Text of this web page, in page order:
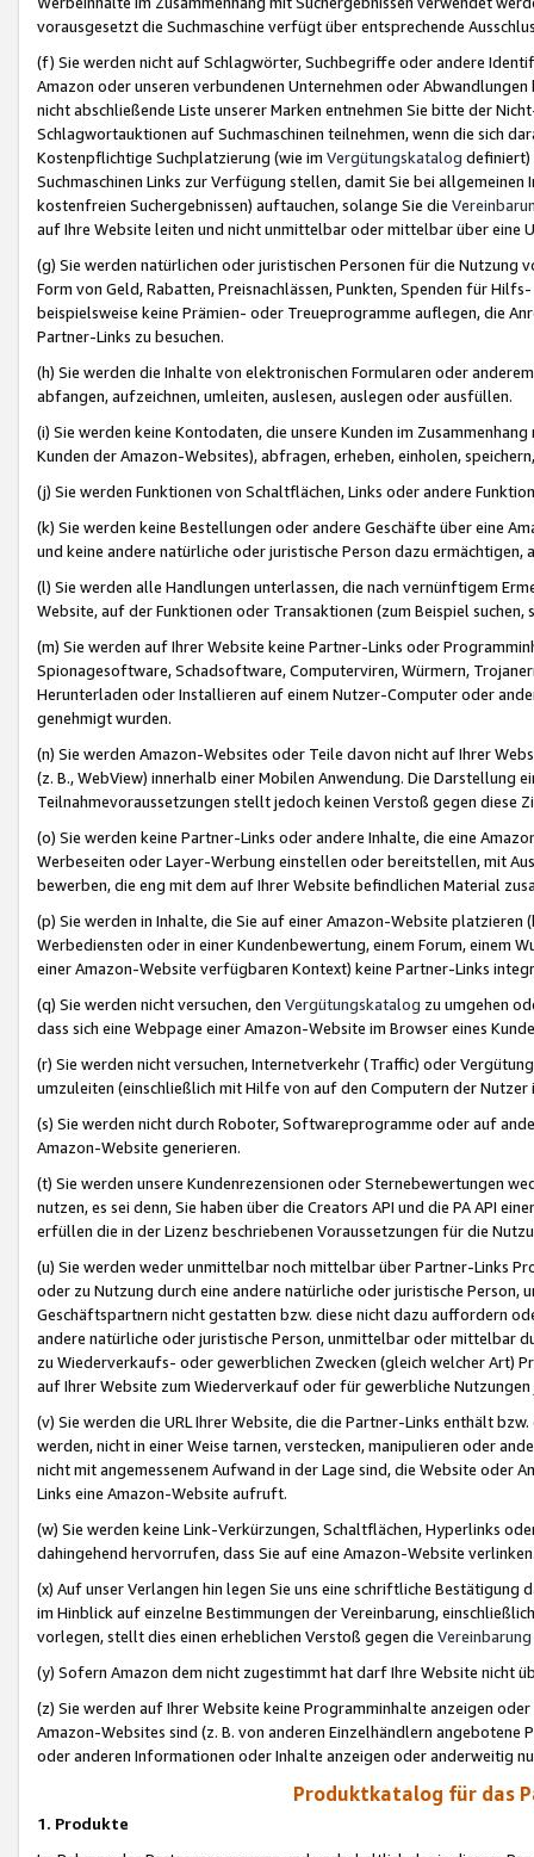
vorausgesetzt die Suchmaschine verfügt über entsprechende
(f) Sie werden nicht auf Schlagwörter, Suchbegriffe oder andere
Amazon oder unseren verbundenen Unternehmen oder
nicht abschließende Liste unserer Marken entnehmen Sie bitte der
Schlagwortauktionen auf Suchmaschinen teilnehmen, wenn die sich
Kostenpflichtige Suchplatzierung (wie im Vergütungskatalog definiert)
Suchmaschinen Links zur Verfügung stellen, damit Sie bei
kostenfreien Suchergebnissen) auftauchen, solange Sie die
auf Ihre Website leiten und nicht unmittelbar oder mittelbar über eine
(g) Sie werden natürlichen oder juristischen Personen für die Nutzung
Form von Geld, Rabatten, Preisnachlässen, Punkten, Spenden für
beispielsweise keine Prämien- oder Treueprogramme auflegen, die
Partner-Links zu besuchen.
(h) Sie werden die Inhalte von elektronischen Formularen oder
abfangen, aufzeichnen, umleiten, auslesen, auslegen oder ausfüllen.
(i) Sie werden keine Kontodaten, die unsere Kunden im
Kunden der Amazon-Websites), abfragen, erheben, einholen,
(j) Sie werden Funktionen von Schaltflächen, Links oder andere
(k) Sie werden keine Bestellungen oder andere Geschäfte über eine
und keine andere natürliche oder juristische Person dazu
(l) Sie werden alle Handlungen unterlassen, die nach vernünftigem
Website, auf der Funktionen oder Transaktionen (zum Beispiel
(m) Sie werden auf Ihrer Website keine Partner-Links oder
Spionagesoftware, Schadsoftware, Computerviren, Würmern,
Herunterladen oder Installieren auf einem Nutzer-Computer oder
genehmigt wurden.
(n) Sie werden Amazon-Websites oder Teile davon nicht auf Ihrer
(z. B., WebView) innerhalb einer Mobilen Anwendung. Die Darstellung
Teilnahmevoraussetzungen stellt jedoch keinen Verstoß gegen diese
(o) Sie werden keine Partner-Links oder andere Inhalte, die eine
Werbeseiten oder Layer-Werbung einstellen oder bereitstellen, mit
bewerben, die eng mit dem auf Ihrer Website befindlichen Material
(p) Sie werden in Inhalte, die Sie auf einer Amazon-Website
Werbediensten oder in einer Kundenbewertung, einem Forum, einem
einer Amazon-Website verfügbaren Kontext) keine Partner-Links
(q) Sie werden nicht versuchen, den Vergütungskatalog zu umgehen
dass sich eine Webpage einer Amazon-Website im Browser eines
(r) Sie werden nicht versuchen, Internetverkehr (Traffic) oder
umzuleiten (einschließlich mit Hilfe von auf den Computern der
(s) Sie werden nicht durch Roboter, Softwareprogramme oder auf
Amazon-Website generieren.
(t) Sie werden unsere Kundenrezensionen oder Sternebewertungen
nutzen, es sei denn, Sie haben über die Creators API und die PA API
erfüllen die in der Lizenz beschriebenen Voraussetzungen für die
(u) Sie werden weder unmittelbar noch mittelbar über Partner-Links
oder zu Nutzung durch eine andere natürliche oder juristische
Geschäftspartnern nicht gestatten bzw. diese nicht dazu auffordern
andere natürliche oder juristische Person, unmittelbar oder mittelbar
zu Wiederverkaufs- oder gewerblichen Zwecken (gleich welcher Art)
auf Ihrer Website zum Wiederverkauf oder für gewerbliche
(v) Sie werden die URL Ihrer Website, die die Partner-Links enthält
werden, nicht in einer Weise tarnen, verstecken, manipulieren oder
nicht mit angemessenem Aufwand in der Lage sind, die Website oder
Links eine Amazon-Website aufruft.
(w) Sie werden keine Link-Verkürzungen, Schaltflächen, Hyperlinks
dahingehend hervorrufen, dass Sie auf eine Amazon-Website
(x) Auf unser Verlangen hin legen Sie uns eine schriftliche
im Hinblick auf einzelne Bestimmungen der Vereinbarung,
vorlegen, stellt dies einen erheblichen Verstoß gegen die Vereinbarung
(y) Sofern Amazon dem nicht zugestimmt hat darf Ihre Website nicht
(z) Sie werden auf Ihrer Website keine Programminhalte anzeigen
Amazon-Websites sind (z. B. von anderen Einzelhändlern
oder anderen Informationen oder Inhalte anzeigen oder anderweitig
Produktkatalog für das
1. Produkte